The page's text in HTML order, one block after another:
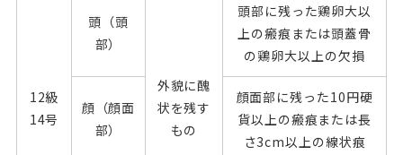
12級
14号
頭（頭
部）
外貌に醜
状を残す
もの
頭部に残った鶏卵大以
上の瘢痕または頭蓋骨
の鶏卵大以上の欠損
顔（顔面
部）
顔面部に残った10円硬
貨以上の瘢痕または長
さ3cm以上の線状痕